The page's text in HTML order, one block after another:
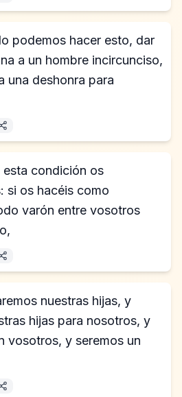
podemos hacer esto, dar
a un hombre incircunciso,
una deshonra para
esta condición os
si os hacéis como
varón entre vosotros
nuestras hijas, y
hijas para nosotros, y
vosotros, y seremos un